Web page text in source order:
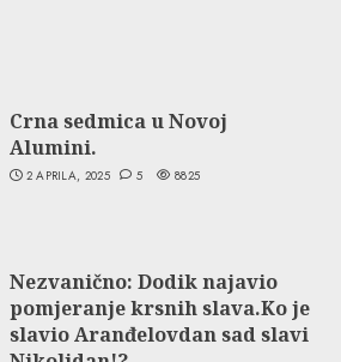
Crna sedmica u Novoj
Alumini.
2 APRILA, 2025 5 8825
Nezvanično: Dodik najavio
pomjeranje krsnih slava.Ko je
slavio Aranđelovdan sad slavi